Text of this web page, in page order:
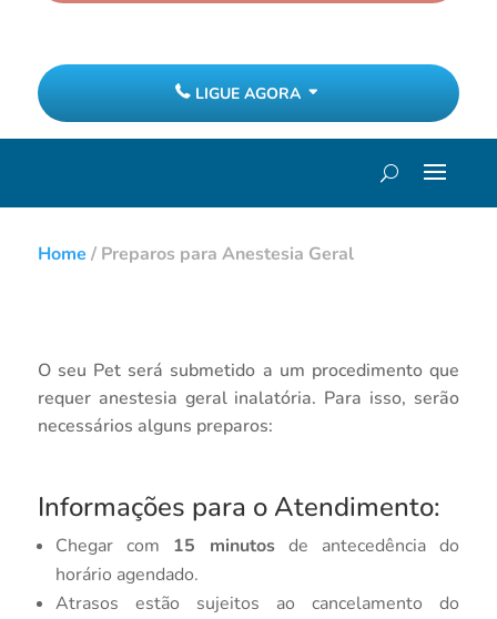
LIGUE AGORA
Home / Preparos para Anestesia Geral
O seu Pet será submetido a um procedimento que
requer anestesia geral inalatória. Para isso, serão
necessários alguns preparos:
Informações para o Atendimento:
Chegar com 15 minutosde antecedência do
horário agendado.
Atrasos estão sujeitos ao cancelamento do